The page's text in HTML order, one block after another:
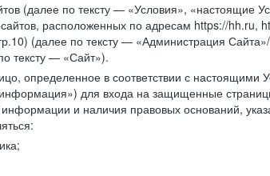
(далее по тексту — «Условия», «настоящие
сайтов, расположенных по адресам https://
(далее по тексту — «Администрация
тексту — «Сайт»).
определенное в соответствии с
для входа на защищенные
и наличия правовых оснований,